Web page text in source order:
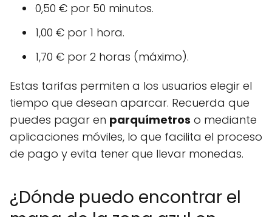
0,50 € por 50 minutos.
1,00 € por 1 hora.
1,70 € por 2 horas (máximo).
Estas tarifas permiten a los usuarios elegir el
tiempo que desean aparcar. Recuerda que
puedes pagar en parquímetros o mediante
aplicaciones móviles, lo que facilita el proceso
de pago y evita tener que llevar monedas.
¿Dónde puedo encontrar el